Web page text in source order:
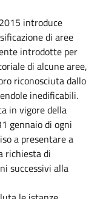
introduce
di aree
introdotte per
di alcune aree,
riconosciuta dallo
inedificabili.
in vigore della
gennaio di ogni
a presentare a
richiesta di
successivi alla